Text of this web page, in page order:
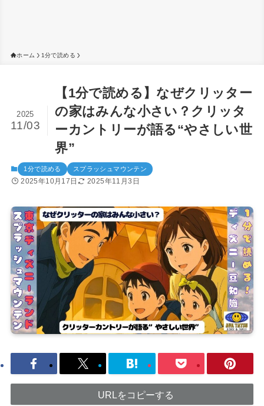
ホーム 1分で読める
【1分で読める】なぜクリッター
の家はみんな小さい？クリッタ
ーカントリーが語る“やさしい世
界”
2025
11/03
1分で読める スプラッシュマウンテン
2025年10月17日 2025年11月3日
URLをコピーする